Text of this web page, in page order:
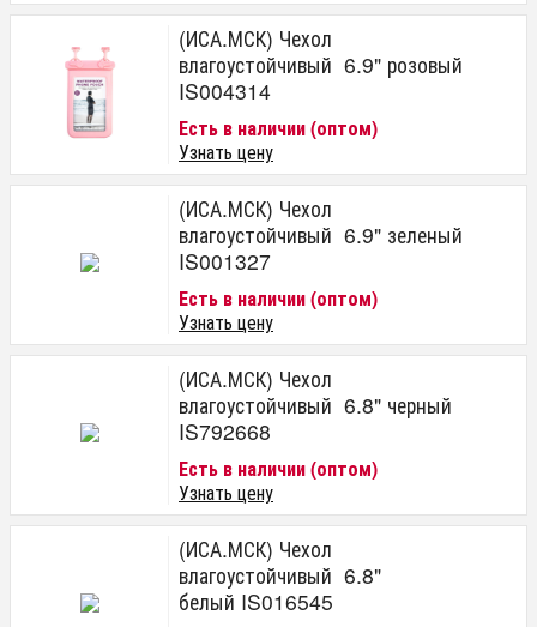
(ИСА.МСК) Чехол
влагоустойчивый 6.9" розовый
IS004314
Есть в наличии (оптом)
Узнать цену
(ИСА.МСК) Чехол
влагоустойчивый 6.9" зеленый
IS001327
Есть в наличии (оптом)
Узнать цену
(ИСА.МСК) Чехол
влагоустойчивый 6.8" черный
IS792668
Есть в наличии (оптом)
Узнать цену
(ИСА.МСК) Чехол
влагоустойчивый 6.8"
белый IS016545